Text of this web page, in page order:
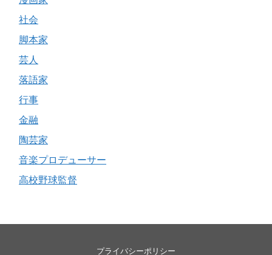
社会
脚本家
芸人
落語家
行事
金融
陶芸家
音楽プロデューサー
高校野球監督
プライバシーポリシー